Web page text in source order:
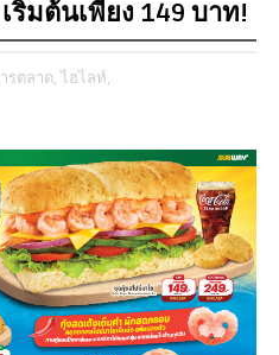
ริ่มต้นเพียง 149 บาท!
รตลาด, ไฮไลท์,